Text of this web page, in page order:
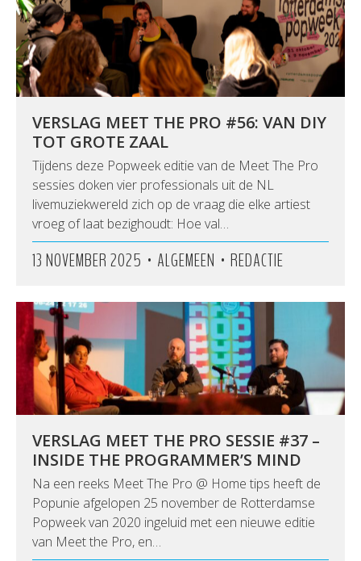
VERSLAG MEET THE PRO #56: VAN DIY
TOT GROTE ZAAL
Tijdens deze Popweek editie van de Meet The Pro
sessies doken vier professionals uit de NL
livemuziekwereld zich op de vraag die elke artiest
vroeg of laat bezighoudt: Hoe val…
13 NOVEMBER 2025 • ALGEMEEN • REDACTIE
VERSLAG MEET THE PRO SESSIE #37 –
INSIDE THE PROGRAMMER’S MIND
Na een reeks Meet The Pro @ Home tips heeft de
Popunie afgelopen 25 november de Rotterdamse
Popweek van 2020 ingeluid met een nieuwe editie
van Meet the Pro, en…